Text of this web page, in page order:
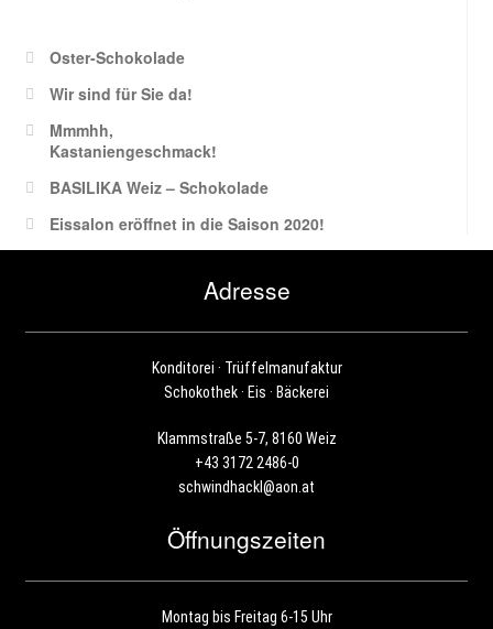
Oster-Schokolade
Wir sind für Sie da!
Mmmhh,
Kastaniengeschmack!
BASILIKA Weiz – Schokolade
Eissalon eröffnet in die Saison 2020!
Adresse
Konditorei · Trüffelmanufaktur
Schokothek · Eis · Bäckerei
Klammstraße 5-7, 8160 Weiz
+43 3172 2486-0
schwindhackl@aon.at
Öffnungszeiten
Montag bis Freitag 6-15 Uhr